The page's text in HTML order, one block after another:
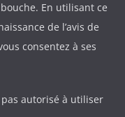
En utilisant ce
de l’avis de
consentez à ses
pas autorisé à utiliser